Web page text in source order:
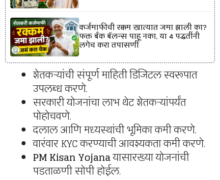
कर्जमाफीची रक्कम खात्यात जमा झाली का?
फक्त बँक बॅलन्स पाहू नका, या 4 पद्धतींनी
लगेच करा तपासणी
शेतकऱ्यांची संपूर्ण माहिती डिजिटल स्वरूपात
उपलब्ध करणे.
सरकारी योजनांचा लाभ थेट शेतकऱ्यांपर्यंत
पोहोचवणे.
दलाल आणि मध्यस्थांची भूमिका कमी करणे.
वारंवार KYC करण्याची आवश्यकता कमी करणे.
PM Kisan Yojanaयासारख्या योजनांची
पडताळणी सोपी होईल.